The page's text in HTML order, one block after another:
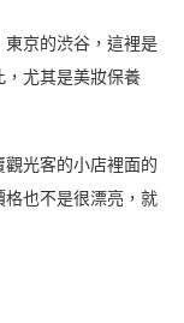
京的渋谷，這裡是
尤其是美妝保養
光客的小店裡面的
也不是很漂亮，就